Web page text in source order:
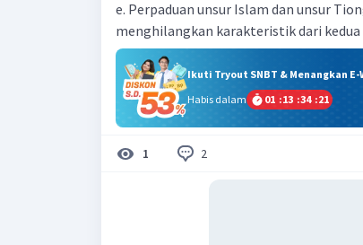
e. Perpaduan unsur Islam dan unsur
menghilangkan karakteristik dari kedua
Ikuti Tryout SNBT & Menangkan
Habis dalam
01 :13 :34 :20
1 2